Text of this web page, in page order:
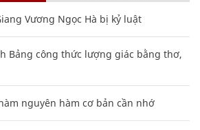
Vương Ngọc Hà bị kỷ luật
Bảng công thức lượng giác bằng thơ,
nguyên hàm cơ bản cần nhớ